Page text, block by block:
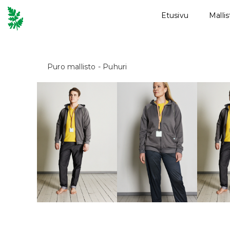
Etusivu
Puro mallisto - Puhuri